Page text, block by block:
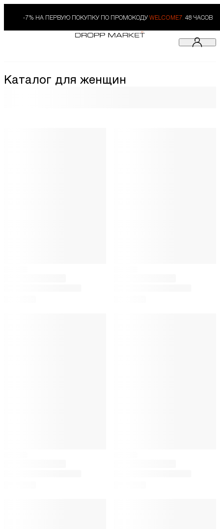
-7% НА ПЕРВУЮ ПОКУПКУ ПО ПРОМОКОДУ WELCOME7. 48 ЧАСОВ
Каталог для женщин